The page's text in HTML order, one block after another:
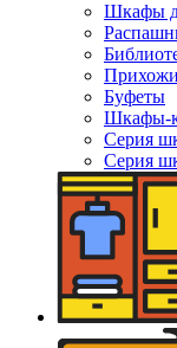
Шкафы
Буфеты
Шкафы-
Серия
Серия